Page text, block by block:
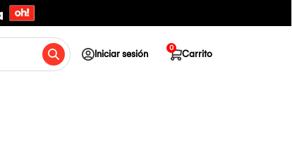
Iniciar sesión Carrito
0